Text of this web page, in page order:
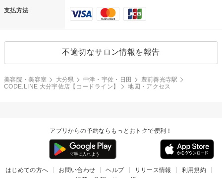
支払方法
不適切なサロン情報を報告
美容院・美容室 大分県 中津・宇佐・日田
豊前善光寺駅
CODE.LINE 大分宇佐店【コードライン】
地図・アクセス
アプリからの予約ならもっとおトクで便利！
はじめての方へ お問い合わせ ヘルプ リリース情報
利用規約